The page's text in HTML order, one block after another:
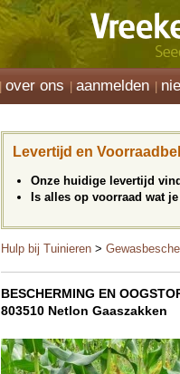
over ons aanmelden
Levertijd en
Onze huidige levertijd
Is alles op voorraad wat
Hulp bij Tuinieren >
BESCHERMING EN
803510 Netlon Gaaszakken